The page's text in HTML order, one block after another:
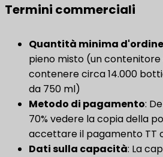
Termini commerciali
Quantità minima d'ordine
pieno misto (un contenitore
contenere circa 14.000
da 750 ml)
Metodo di pagamento​:
70% vedere la copia della
accettare il pagamento TT
Dati sulla capacità​: La